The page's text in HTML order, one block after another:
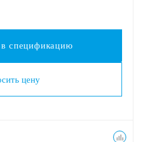
спецификацию
цену